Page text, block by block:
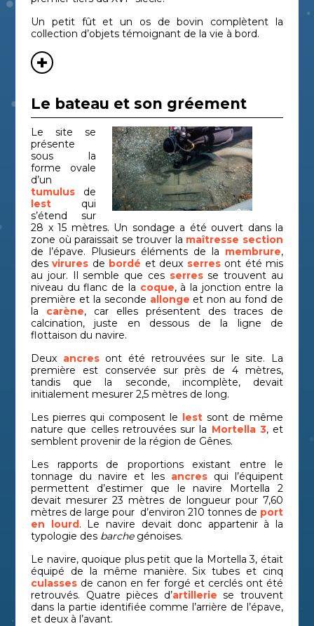
Un petit fût et un os de bovin complètent la
collection d’objets témoignant de la vie à bord.
Le bateau et son gréement
Le site se
présente
sous la
forme ovale
d’un
tumulus de
lest qui
s’étend sur
28 x 15 mètres. Un sondage a été ouvert dans la
zone où paraissait se trouver la maîtresse section
de l’épave. Plusieurs éléments de la membrure,
desvirures de bordé et deux serresont été mis
au jour. Il semble que ces serresse trouvent au
niveau du flanc de la coque, à la jonction entre la
première et la seconde allonge et non au fond de
la carène, car elles présentent des traces de
calcination, juste en dessous de la ligne de
flottaison du navire.
Deux ancresont été retrouvées sur le site. La
première est conservée sur près de 4 mètres,
tandis que la seconde, incomplète, devait
initialement mesurer 2,5 mètres de long.
Les pierres qui composent le lest sont de même
nature que celles retrouvées sur la Mortella 3, et
semblent provenir de la région de Gênes.
Les rapports de proportions existant entre le
tonnage du navire et les ancresqui l’équipent
permettent d’estimer que le navire Mortella 2
devait mesurer 23 mètres de longueur pour 7,60
mètres de large pour d’environ 210 tonnes de port
en lourd. Le navire devait donc appartenir à la
typologie des barchegénoises.
Le navire, quoique plus petit que la Mortella 3, était
équipé de la même manière. Six tubes et cinq
culasses de canon en fer forgé et cerclés ont été
retrouvés. Quatre pièces d’artillerie se trouvent
dans la partie identifiée comme l’arrière de l’épave,
et deux à l’avant.